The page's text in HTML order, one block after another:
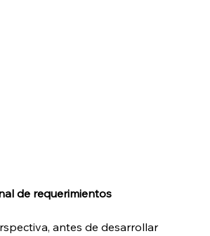
de requerimientos
antes de desarrollar